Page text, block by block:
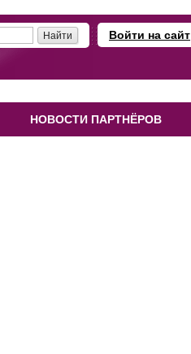
Войти на сайт
НОВОСТИ ПАРТНЁРОВ